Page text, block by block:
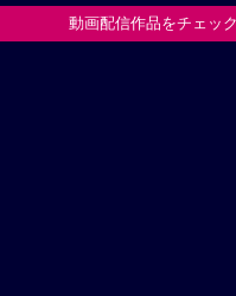
動画配信作品をチェック